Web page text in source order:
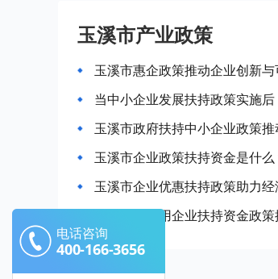
玉溪市产业政策
玉溪市惠企政策推动企业创新
当中小企业发展扶持政策实施
玉溪市政府扶持中小企业政策
玉溪市企业政策扶持资金是什么
玉溪市企业优惠扶持政策助力
如何充分利用企业扶持资金政
电话咨询
400-166-3656